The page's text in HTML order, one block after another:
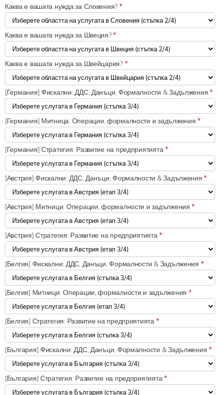
Каква е вашата нужда за Словения? *
Каква е вашата нужда за Швеция?*
Каква е вашата нужда за Швейцария? *
[Германия] Фискални: ДДС, Данъци, Формалности & Задължения*
[Германия] Митница: Операции, формалности и задължения*
[Германия] Стратегия: Развитие на предприятията*
[Австрия] Фискални: ДДС, Данъци, Формалности & Задължения*
[Австрия] Митници: Операции, формалности и задължения*
[Австрия] Стратегия: Развитие на предприятията*
[Белгия] Фискални: ДДС, Данъци, Формалности & Задължения *
[Белгия] Митници: Операции, формалности и задължения *
[Белгия] Стратегия: Развитие на предприятията *
[България] Фискални: ДДС, Данъци, Формалности & Задължения*
[България] Стратегия: Развитие на предприятията*